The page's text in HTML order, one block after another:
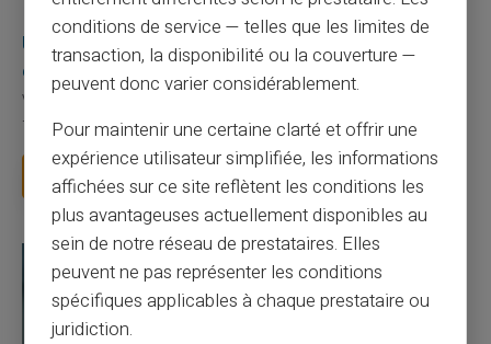
Carte prépayée
Une carte bancaire gratuite sans compte, ça
existe ?
Vous avez tapé cette recherche parce que votre banque vous
facture 50 € par an pour une carte que vo...
Lire la suite
conditions de service — telles que les limites de
transaction, la disponibilité ou la couverture —
peuvent donc varier considérablement.
Pour maintenir une certaine clarté et offrir une
expérience utilisateur simplifiée, les informations
affichées sur ce site reflètent les conditions les
plus avantageuses actuellement disponibles au
sein de notre réseau de prestataires. Elles
peuvent ne pas représenter les conditions
spécifiques applicables à chaque prestataire ou
juridiction.